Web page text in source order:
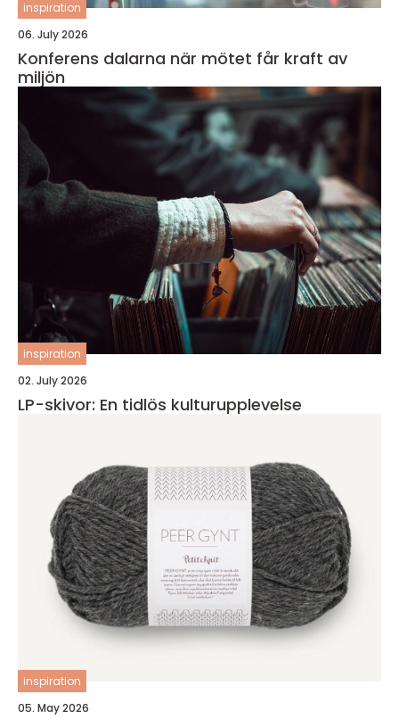
inspiration
06. July 2026
Konferens dalarna när mötet får kraft av
miljön
inspiration
02. July 2026
LP-skivor: En tidlös kulturupplevelse
inspiration
05. May 2026